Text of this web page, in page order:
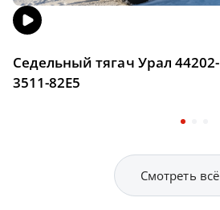
Седельный тягач Урал 44202-
3511-82Е5
Смотреть всё